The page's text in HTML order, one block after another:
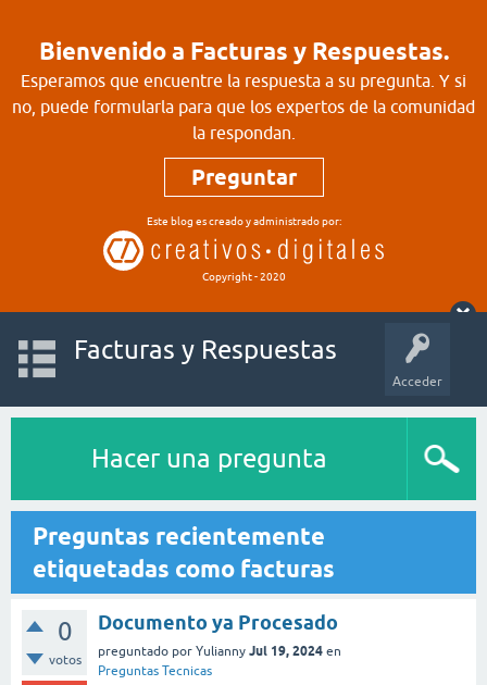
Bienvenido a Facturas y Respuestas.
Esperamos que encuentre la respuesta a su pregunta. Y si
no, puede formularla para que los expertos de la comunidad
la respondan.
Preguntar
Este blog es creado y administrado por:
Copyright - 2020
Acceder
Facturas y Respuestas
Hacer una pregunta
Preguntas recientemente
etiquetadas como facturas
0
votos
Documento ya Procesado
preguntado por Yulianny Jul 19, 2024 en
Preguntas Tecnicas